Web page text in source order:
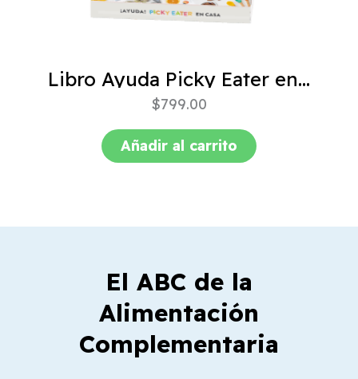
Libro Ayuda Picky Eater en casa
$799.00
Añadir al carrito
El ABC de la
Alimentación
Complementaria